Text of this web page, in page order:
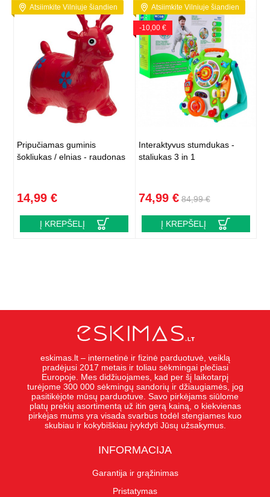
Atsiimkite Vilniuje šiandien
Pripučiamas guminis
šokliukas / elnias - raudonas
14,99 €
Į KREPŠELĮ
Atsiimkite Vilniuje šiandien
-10,00 €
Interaktyvus stumdukas -
staliukas 3 in 1
74,99 € 84,99 €
Į KREPŠELĮ
eskimas.lt – internetinė ir fizinė parduotuvė, veiklą
pradėjusi 2017 metais ir toliau sėkmingai plečiasi
Europoje. Mes didžiuojames, kad per šį laikotarpį
turėjome 300 000 sėkmingų sandorių ir džiaugiamės, jog
pasitikėjote mūsų parduotuve. Savo pirkėjams siūlome
platų prekių asortimentą už itin gerą kainą, o kiekvienas
pirkėjas mums yra visada svarbus todėl stengiames kuo
skubiau ir kokybiškiau įvykdyti Jūsų užsakymus.
INFORMACIJA
Garantija ir grąžinimas
Pristatymas